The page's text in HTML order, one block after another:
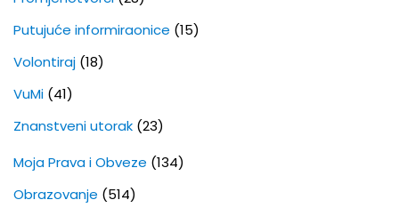
Putujuće informiraonice (15)
Volontiraj (18)
VuMi (41)
Znanstveni utorak (23)
Moja Prava i Obveze (134)
Obrazovanje (514)